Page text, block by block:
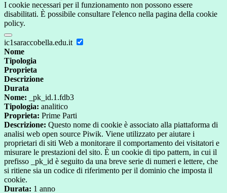
I cookie necessari per il funzionamento non possono essere
disabilitati. È possibile consultare l'elenco nella pagina della cookie
policy.
ic1saraccobella.edu.it
Nome
Tipologia
Proprieta
Descrizione
Durata
Nome: _pk_id.1.fdb3
Tipologia: analitico
Proprieta: Prime Parti
Descrizione: Questo nome di cookie è associato alla piattaforma di
analisi web open source Piwik. Viene utilizzato per aiutare i
proprietari di siti Web a monitorare il comportamento dei visitatori e
misurare le prestazioni del sito. È un cookie di tipo pattern, in cui il
prefisso _pk_id è seguito da una breve serie di numeri e lettere, che
si ritiene sia un codice di riferimento per il dominio che imposta il
cookie.
Durata: 1 anno